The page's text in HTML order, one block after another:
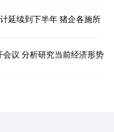
延续到下半年 猪企各施所
议 分析研究当前经济形势